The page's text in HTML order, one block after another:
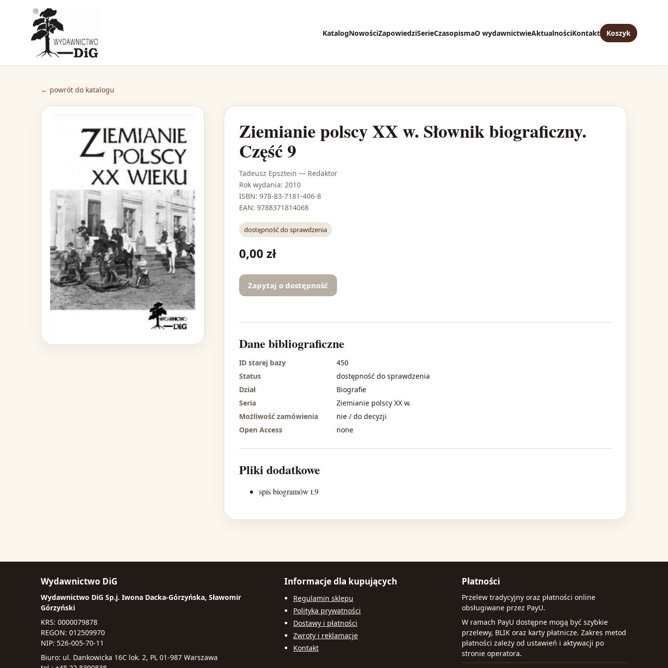
KatalogNowościZapowiedziSerieCzasopismaO wydawnictwieAktualnościKontakt Koszyk
← powrót do katalogu
Ziemianie polscy XX w. Słownik biograficzny.
Część 9
Tadeusz Epsztein — Redaktor
Rok wydania: 2010
ISBN: 978-83-7181-406-8
EAN: 9788371814068
dostępność do sprawdzenia
0,00 zł
Zapytaj o dostępność
Dane bibliograficzne
ID starej bazy
450
Status
dostępność do sprawdzenia
Dział
Biografie
Seria
Ziemianie polscy XX w.
Możliwość zamówienia
nie / do decyzji
Open Access
none
Pliki dodatkowe
spis biogramów t.9
Wydawnictwo DiG
Wydawnictwo DiG Sp.j. Iwona Dacka-Górzyńska, Sławomir
Górzyński
KRS: 0000079878
REGON: 012509970
NIP: 526-005-70-11
Biuro: ul. Dankowicka 16C lok. 2, PL 01-987 Warszawa
Informacje dla kupujących
Regulamin sklepu
Polityka prywatności
Dostawy i płatności
Zwroty i reklamacje
Kontakt
Płatności
Przelew tradycyjny oraz płatności online
obsługiwane przez PayU.
W ramach PayU dostępne mogą być szybkie
przelewy, BLIK oraz karty płatnicze. Zakres metod
płatności zależy od ustawień i aktywacji po
stronie operatora.